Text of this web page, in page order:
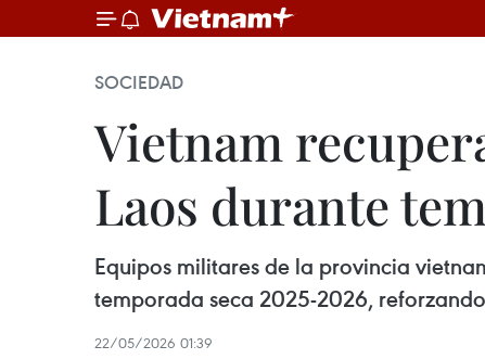
SOCIEDAD
Vietnam
Laos durante
Equipos militares de la provincia
temporada seca 2025-2026,
22/05/2026 01:39